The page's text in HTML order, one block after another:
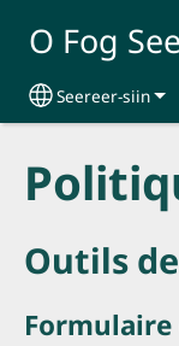
O Fog
Select your
Seereer-siin
Outils